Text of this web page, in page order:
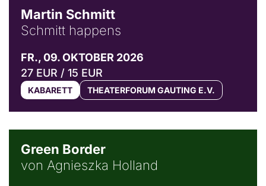
Martin Schmitt
Schmitt happens
FR., 09. OKTOBER 2026
27 EUR / 15 EUR
KABARETT THEATERFORUM GAUTING E.V.
Green Border
von Agnieszka Holland